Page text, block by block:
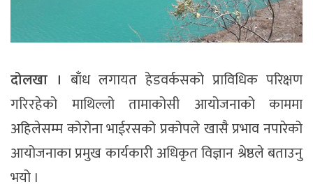
दोलखा । बाँध लगायत हेडवर्कसको प्राविधिक परिक्षण
गरिरहेको माथिल्लो तामाकोसी आयोजनाको काममा
अहिलेसम्म कोरोना भाईरसको प्रकोपले खासै प्रभाव नपारेको
आयोजनाका प्रमुख कार्यकारी अधिकृत विज्ञान श्रेष्ठले बताउनु
भयो ।